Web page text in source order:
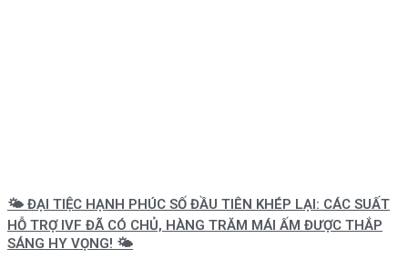
🌤️ ĐẠI TIỆC HẠNH PHÚC SỐ ĐẦU TIÊN KHÉP LẠI: CÁC SUẤT
HỖ TRỢ IVF ĐÃ CÓ CHỦ, HÀNG TRĂM MÁI ẤM ĐƯỢC THẮP
SÁNG HY VỌNG! 🌤️